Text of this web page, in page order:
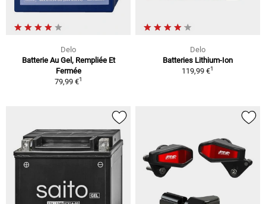
Delo
Batterie Au Gel, Rempliée Et
Fermée
79,99 €1
Delo
Batteries Lithium-Ion
119,99 €1